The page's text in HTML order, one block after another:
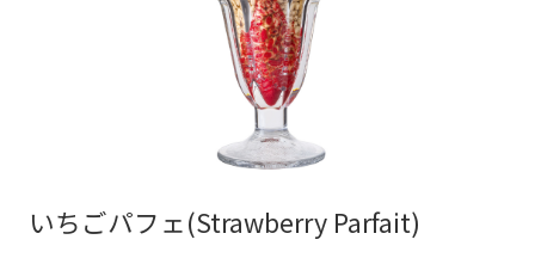
いちごパフェ(Strawberry Parfait)